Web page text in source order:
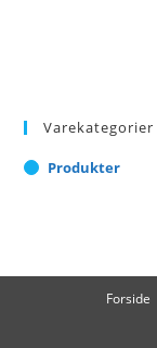
Varekategorier
Produkter
Forside